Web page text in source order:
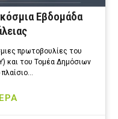
Εβδομάδα
πρωτοβουλίες του
και του Τομέα Δημόσιων